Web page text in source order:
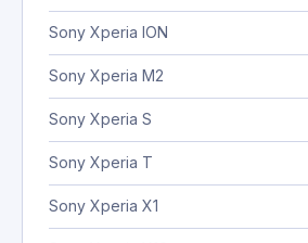
Sony Xperia ION
Sony Xperia M2
Sony Xperia S
Sony Xperia T
Sony Xperia X1